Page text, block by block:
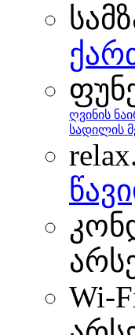
ღვინის
სადილის
Wi-